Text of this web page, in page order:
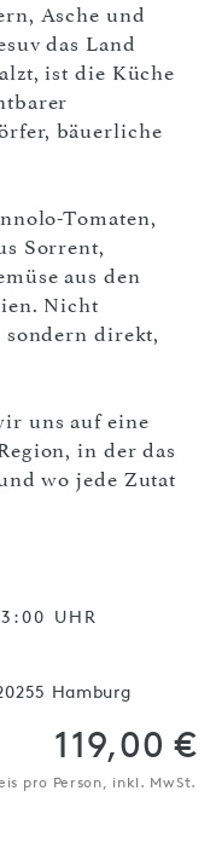
Asche und
das Land
ist die Küche
bäuerliche
Tomaten,
Sorrent,
aus den
Nicht
direkt,
uns auf eine
in der das
wo jede Zutat
UHR
Hamburg
119,00 €
pro Person, inkl. MwSt.